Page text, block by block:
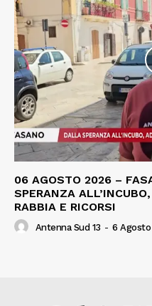
06 AGOSTO 2026 –
SPERANZA
RABBIA E RICORSI
Antenna Sud 13 - 6